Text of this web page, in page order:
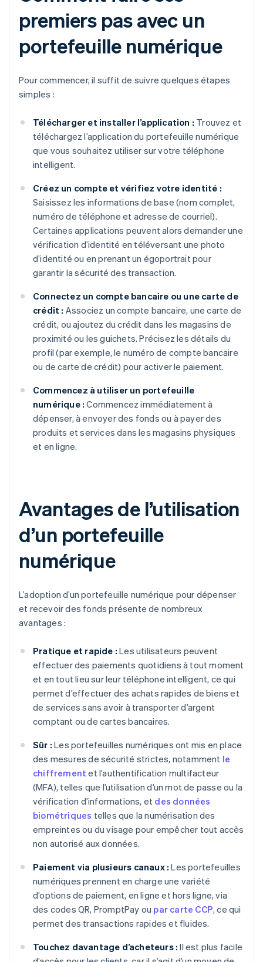
premiers pas avec un
portefeuille numérique
Pour commencer, il suffit de suivre quelques étapes
simples :
Télécharger et installer l’application : Trouvez et
téléchargez l’application du portefeuille numérique
que vous souhaitez utiliser sur votre téléphone
intelligent.
Créez un compte et vérifiez votre identité :
Saisissez les informations de base (nom complet,
numéro de téléphone et adresse de courriel).
Certaines applications peuvent alors demander une
vérification d’identité en téléversant une photo
d’identité ou en prenant un égoportrait pour
garantir la sécurité des transaction.
Connectez un compte bancaire ou une carte de
crédit : Associez un compte bancaire, une carte de
crédit, ou ajoutez du crédit dans les magasins de
proximité ou les guichets. Précisez les détails du
profil (par exemple, le numéro de compte bancaire
ou de carte de crédit) pour activer le paiement.
Commencez à utiliser un portefeuille
numérique : Commencez immédiatement à
dépenser, à envoyer des fonds ou à payer des
produits et services dans les magasins physiques
et en ligne.
Avantages de l’utilisation
d’un portefeuille
numérique
L’adoption d’un portefeuille numérique pour dépenser
et recevoir des fonds présente de nombreux
avantages :
Pratique et rapide : Les utilisateurs peuvent
effectuer des paiements quotidiens à tout moment
et en tout lieu sur leur téléphone intelligent, ce qui
permet d’effectuer des achats rapides de biens et
de services sans avoir à transporter d’argent
comptant ou de cartes bancaires.
Sûr : Les portefeuilles numériques ont mis en place
des mesures de sécurité strictes, notamment le
chiffrement et l’authentification multifacteur
(MFA), telles que l’utilisation d’un mot de passe ou la
vérification d’informations, et des données
biométriques telles que la numérisation des
empreintes ou du visage pour empêcher tout accès
non autorisé aux données.
Paiement via plusieurs canaux : Les portefeuilles
numériques prennent en charge une variété
d’options de paiement, en ligne et hors ligne, via
des codes QR, PromptPay ou par carte CCP, ce qui
permet des transactions rapides et fluides.
Touchez davantage d’acheteurs : Il est plus facile